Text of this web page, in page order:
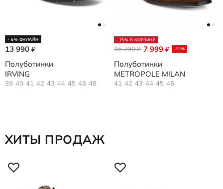
- 5% ОНЛАЙН
13 990 ₽
Полуботинки
IRVING
39 40 41 42 43 44 45 46 48
-15% В КОРЗИНЕ
7 999 ₽ -51%
16 290₽
Полуботинки
METROPOLE MILAN
41 42 43 44 45 46
ХИТЫ ПРОДАЖ